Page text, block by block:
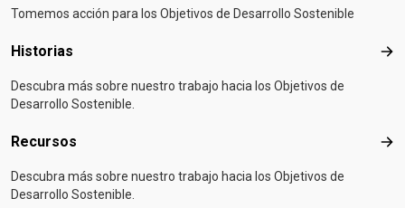
Tomemos acción para los Objetivos de Desarrollo Sostenible
Historias
Descubra más sobre nuestro trabajo hacia los Objetivos de
Desarrollo Sostenible.
Recursos
Descubra más sobre nuestro trabajo hacia los Objetivos de
Desarrollo Sostenible.